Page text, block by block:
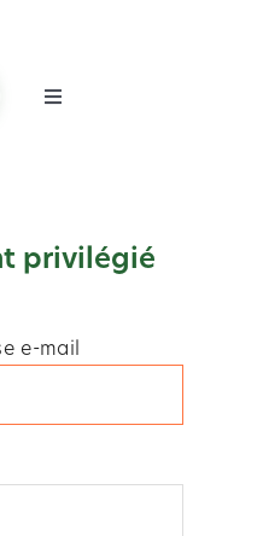
Toggle
privilégié
e-mail